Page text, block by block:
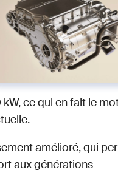
ce qui en fait le
amélioré, qui
aux générations